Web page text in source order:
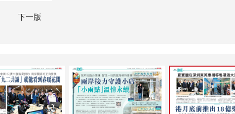
下一版
A18：星光
A19：國際